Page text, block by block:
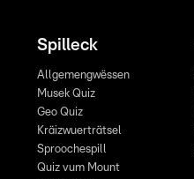
Spilleck
Allgemengwëssen
Musek Quiz
Geo Quiz
Kräizwuerträtsel
Sproochespill
Quiz vum Mount